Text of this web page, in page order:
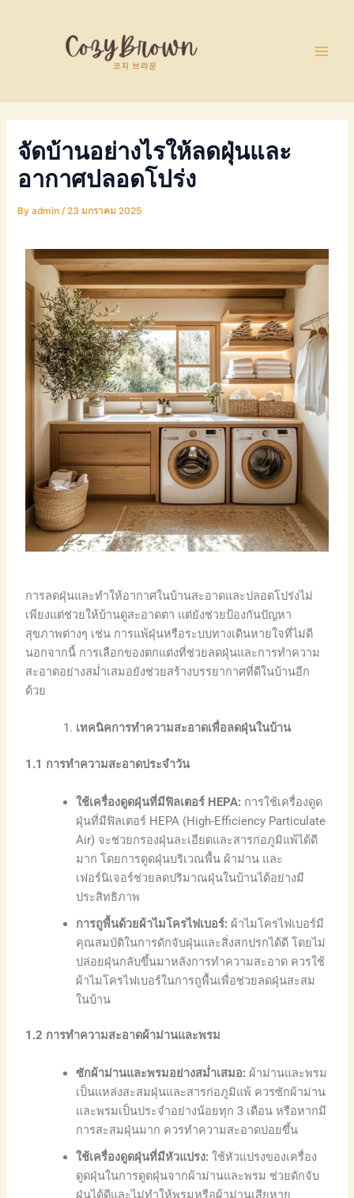
จัดบ้านอย่างไรให้ลดฝุ่นและ
อากาศปลอดโปร่ง
Byadmin/23 มกราคม 2025
การลดฝุ่นและทำให้อากาศในบ้านสะอาดและปลอดโปร่งไม่
เพียงแต่ช่วยให้บ้านดูสะอาดตา แต่ยังช่วยป้องกันปัญหา
สุขภาพต่างๆ เช่น การแพ้ฝุ่นหรือระบบทางเดินหายใจที่ไม่ดี
นอกจากนี้ การเลือกของตกแต่งที่ช่วยลดฝุ่นและการทำความ
สะอาดอย่างสม่ำเสมอยังช่วยสร้างบรรยากาศที่ดีในบ้านอีก
ด้วย
เทคนิคการทำความสะอาดเพื่อลดฝุ่นในบ้าน
1.1 การทำความสะอาดประจำวัน
ใช้เครื่องดูดฝุ่นที่มีฟิลเตอร์ HEPA: การใช้เครื่องดูด
ฝุ่นที่มีฟิลเตอร์ HEPA (High-Efficiency Particulate
Air) จะช่วยกรองฝุ่นละเอียดและสารก่อภูมิแพ้ได้ดี
มาก โดยการดูดฝุ่นบริเวณพื้น ผ้าม่าน และ
เฟอร์นิเจอร์ช่วยลดปริมาณฝุ่นในบ้านได้อย่างมี
ประสิทธิภาพ
การถูพื้นด้วยผ้าไมโครไฟเบอร์: ผ้าไมโครไฟเบอร์มี
คุณสมบัติในการดักจับฝุ่นและสิ่งสกปรกได้ดี โดยไม่
ปล่อยฝุ่นกลับขึ้นมาหลังการทำความสะอาด ควรใช้
ผ้าไมโครไฟเบอร์ในการถูพื้นเพื่อช่วยลดฝุ่นสะสม
ในบ้าน
1.2 การทำความสะอาดผ้าม่านและพรม
ซักผ้าม่านและพรมอย่างสม่ำเสมอ: ผ้าม่านและพรม
เป็นแหล่งสะสมฝุ่นและสารก่อภูมิแพ้ ควรซักผ้าม่าน
และพรมเป็นประจำอย่างน้อยทุก 3 เดือน หรือหากมี
การสะสมฝุ่นมาก ควรทำความสะอาดบ่อยขึ้น
ใช้เครื่องดูดฝุ่นที่มีหัวแปรง: ใช้หัวแปรงของเครื่อง
ดูดฝุ่นในการดูดฝุ่นจากผ้าม่านและพรม ช่วยดักจับ
ฝุ่นได้ดีและไม่ทำให้พรมหรือผ้าม่านเสียหาย